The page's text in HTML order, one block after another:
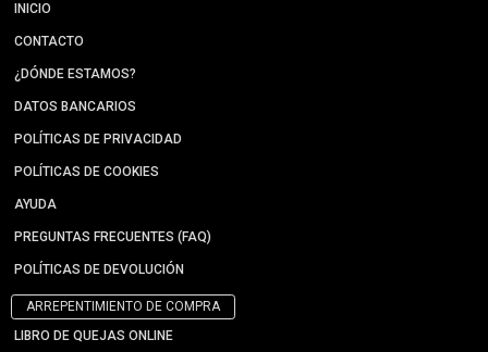
INICIO
CONTACTO
¿DÓNDE ESTAMOS?
DATOS BANCARIOS
POLÍTICAS DE PRIVACIDAD
POLÍTICAS DE COOKIES
AYUDA
PREGUNTAS FRECUENTES (FAQ)
POLÍTICAS DE DEVOLUCIÓN
ARREPENTIMIENTO DE COMPRA
LIBRO DE QUEJAS ONLINE